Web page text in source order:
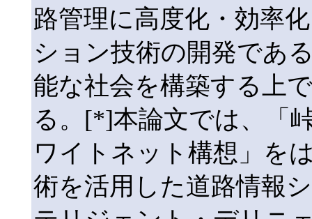
路管理に高度化・効率
ション技術の開発であ
能な社会を構築する上
る。[*]本論文では、「
ワイトネット構想」を
術を活用した道路情報